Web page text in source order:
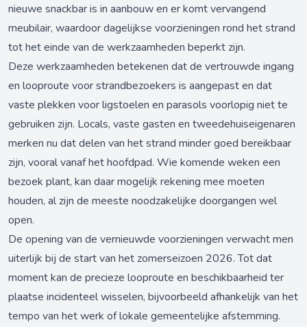
nieuwe snackbar is in aanbouw en er komt vervangend
meubilair, waardoor dagelijkse voorzieningen rond het strand
tot het einde van de werkzaamheden beperkt zijn.
Deze werkzaamheden betekenen dat de vertrouwde ingang
en looproute voor strandbezoekers is aangepast en dat
vaste plekken voor ligstoelen en parasols voorlopig niet te
gebruiken zijn. Locals, vaste gasten en tweedehuiseigenaren
merken nu dat delen van het strand minder goed bereikbaar
zijn, vooral vanaf het hoofdpad. Wie komende weken een
bezoek plant, kan daar mogelijk rekening mee moeten
houden, al zijn de meeste noodzakelijke doorgangen wel
open.
De opening van de vernieuwde voorzieningen verwacht men
uiterlijk bij de start van het zomerseizoen 2026. Tot dat
moment kan de precieze looproute en beschikbaarheid ter
plaatse incidenteel wisselen, bijvoorbeeld afhankelijk van het
tempo van het werk of lokale gemeentelijke afstemming.